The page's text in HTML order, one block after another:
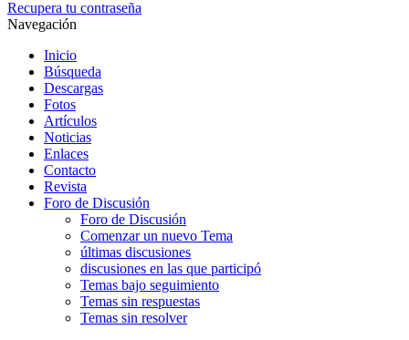
Recupera tu contraseña
Navegación
Inicio
Búsqueda
Descargas
Fotos
Artículos
Noticias
Enlaces
Contacto
Revista
Foro de Discusión
Foro de Discusión
Comenzar un nuevo Tema
últimas discusiones
discusiones en las que participó
Temas bajo seguimiento
Temas sin respuestas
Temas sin resolver